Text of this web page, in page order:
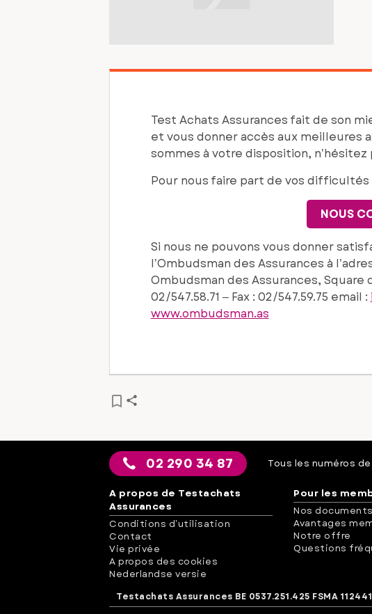
Test Achats Assurances fait de son
et vous donner accès aux meilleures
sommes à votre disposition,
Pour nous faire part de vos difficultés
NOUS
Si nous ne pouvons vous donner
l’Ombudsman des Assurances à
Ombudsman des Assurances, Square
02/547.58.71 – Fax : 02/547.59.75 email :
www.ombudsman.as
02 290 34 87 Tous les numéros
A propos de Testachats
Assurances
Conditions d’utilisation
Contact
Vie privée
A propos des cookies
Nederlandse versie
Pour les
Nos
Avantages
Notre offre
Questions
Testachats Assurances BE 0537.251.425 FSMA